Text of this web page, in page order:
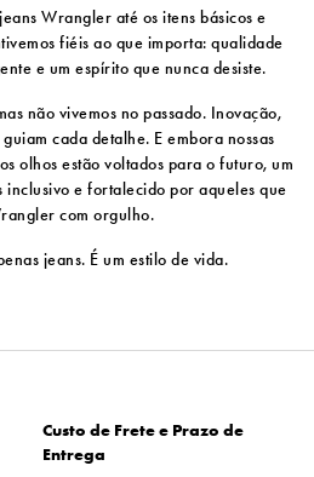
Wrangler até os itens básicos e
fiéis ao que importa: qualidade
e um espírito que nunca desiste.
não vivemos no passado. Inovação,
cada detalhe. E embora nossas
olhos estão voltados para o futuro, um
inclusivo e fortalecido por aqueles que
com orgulho.
jeans. É um estilo de vida.
Custo de Frete e Prazo de
Entrega